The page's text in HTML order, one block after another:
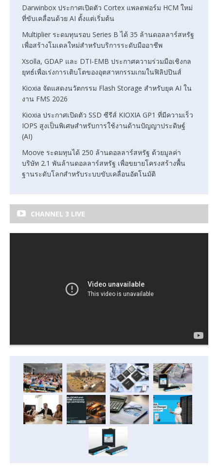
Darwinbox ประกาศเปิดตัว Cortex แพลตฟอร์ม HCM ใหม่
ที่ขับเคลื่อนด้วย AI ตั้งแต่เริ่มต้น
Multiplier ระดมทุนรอบ Series B ได้ 35 ล้านดอลลาร์สหรัฐ
เพื่อสร้างโมเดลใหม่สำหรับบริการระดับมืออาชีพ
Xsolla, GDAP และ DTI-EMB ประกาศความร่วมมือเชิงกล
ยุทธ์เพื่อเร่งการเติบโตของอุตสาหกรรมเกมในฟิลิปปินส์
Kioxia จัดแสดงนวัตกรรม Flash Storage สำหรับยุค AI ใน
งาน FMS 2026
Kioxia ประกาศเปิดตัว SSD ซีรีส์ KIOXIA GP1 ที่มีความเร็ว
IOPS สูงเป็นพิเศษสำหรับการใช้งานด้านปัญญาประดิษฐ์
(AI)
Moove ระดมทุนได้ 250 ล้านดอลลาร์สหรัฐ ด้วยมูลค่า
บริษัท 2.1 พันล้านดอลลาร์สหรัฐ เพื่อขยายโครงสร้างพื้น
ฐานระดับโลกสำหรับระบบขับเคลื่อนอัตโนมัติ
CHANNEL 3 LIVE